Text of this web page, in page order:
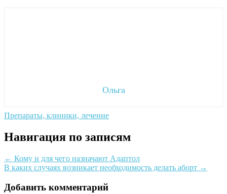
Ольга
Препараты, клиники, лечение
Навигация по записям
← Кому и для чего назначают Адаптол
В каких случаях возникает необходимость делать аборт →
Добавить комментарий